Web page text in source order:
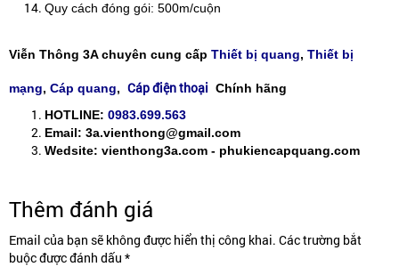
Quy cách đóng gói: 500m/cuộn
Viễn Thông 3A chuyên cung cấp Thiết bị quang, Thiết bị
mạng, Cáp quang, Cáp điện thoại Chính hãng
HOTLINE: 0983.699.563
Email: 3a.vienthong@gmail.com
Wedsite: vienthong3a.com - phukiencapquang.com
Thêm đánh giá
Email của bạn sẽ không được hiển thị công khai. Các trường bắt
buộc được đánh dấu *